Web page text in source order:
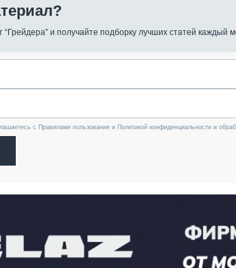
и получайте подборку лучших статей каждый
с Правилами пользования и Политикой конфиденциальности и